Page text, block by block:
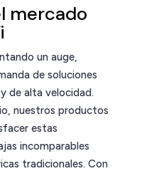
mercado
un auge,
de soluciones
de alta velocidad.
nuestros productos
estas
incomparables
tradicionales. Con